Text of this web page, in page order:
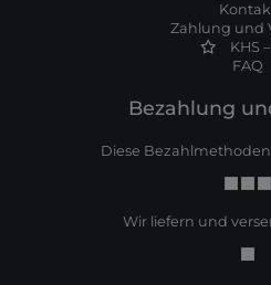
Zahlung und
KHS
FAQ
Bezahlung
Diese
Wir liefern und